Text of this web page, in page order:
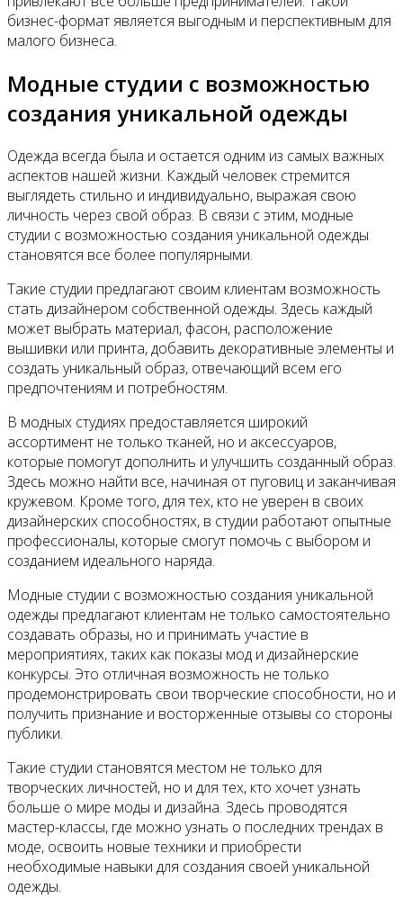
бизнес-формат является выгодным и перспективным для
малого бизнеса.
Модные студии с возможностью
создания уникальной одежды
Одежда всегда была и остается одним из самых важных
аспектов нашей жизни. Каждый человек стремится
выглядеть стильно и индивидуально, выражая свою
личность через свой образ. В связи с этим, модные
студии с возможностью создания уникальной одежды
становятся все более популярными.
Такие студии предлагают своим клиентам возможность
стать дизайнером собственной одежды. Здесь каждый
может выбрать материал, фасон, расположение
вышивки или принта, добавить декоративные элементы и
создать уникальный образ, отвечающий всем его
предпочтениям и потребностям.
В модных студиях предоставляется широкий
ассортимент не только тканей, но и аксессуаров,
которые помогут дополнить и улучшить созданный образ.
Здесь можно найти все, начиная от пуговиц и заканчивая
кружевом. Кроме того, для тех, кто не уверен в своих
дизайнерских способностях, в студии работают опытные
профессионалы, которые смогут помочь с выбором и
созданием идеального наряда.
Модные студии с возможностью создания уникальной
одежды предлагают клиентам не только самостоятельно
создавать образы, но и принимать участие в
мероприятиях, таких как показы мод и дизайнерские
конкурсы. Это отличная возможность не только
продемонстрировать свои творческие способности, но и
получить признание и восторженные отзывы со стороны
публики.
Такие студии становятся местом не только для
творческих личностей, но и для тех, кто хочет узнать
больше о мире моды и дизайна. Здесь проводятся
мастер-классы, где можно узнать о последних трендах в
моде, освоить новые техники и приобрести
необходимые навыки для создания своей уникальной
одежды.